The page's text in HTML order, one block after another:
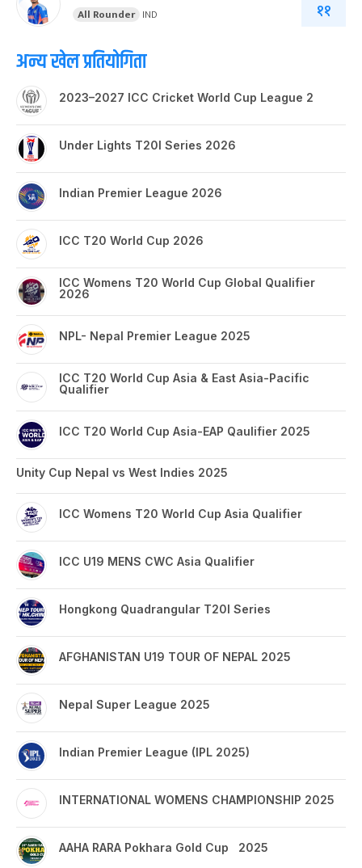
All Rounder IND ११
अन्य खेल प्रतियोगिता
2023–2027 ICC Cricket World Cup League 2
Under Lights T20I Series 2026
Indian Premier League 2026
ICC T20 World Cup 2026
ICC Womens T20 World Cup Global Qualifier
2026
NPL- Nepal Premier League 2025
ICC T20 World Cup Asia & East Asia-Pacific
Qualifier
ICC T20 World Cup Asia-EAP Qaulifier 2025
Unity Cup Nepal vs West Indies 2025
ICC Womens T20 World Cup Asia Qualifier
ICC U19 MENS CWC Asia Qualifier
Hongkong Quadrangular T20I Series
AFGHANISTAN U19 TOUR OF NEPAL 2025
Nepal Super League 2025
Indian Premier League (IPL 2025)
INTERNATIONAL WOMENS CHAMPIONSHIP 2025
AAHA RARA Pokhara Gold Cup 2025